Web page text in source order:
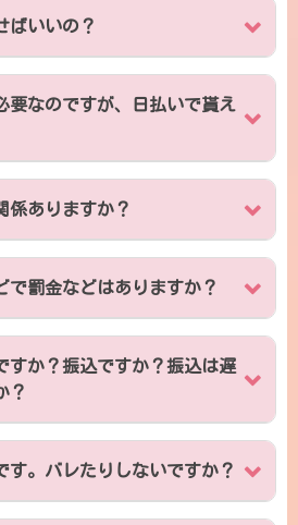
ばいいの？
要なのですが、日払いで貰え
係ありますか？
で罰金などはありますか？
すか？振込ですか？振込は遅
？
す。バレたりしないですか？